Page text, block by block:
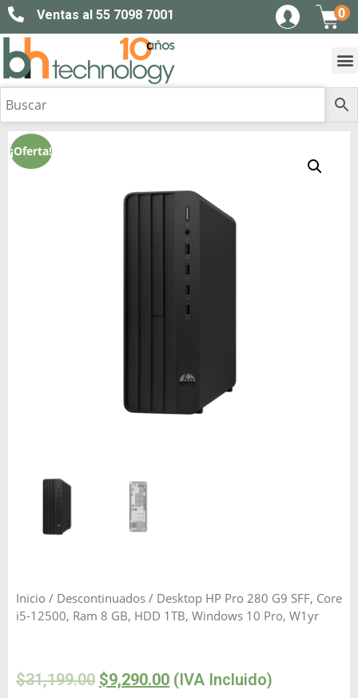
Ventas al 55 7098 7001 0
¡Oferta!
Inicio / Descontinuados / Desktop HP Pro 280 G9 SFF, Core
i5-12500, Ram 8 GB, HDD 1TB, Windows 10 Pro, W1yr
$31,199.00 $9,290.00 (IVA Incluido)